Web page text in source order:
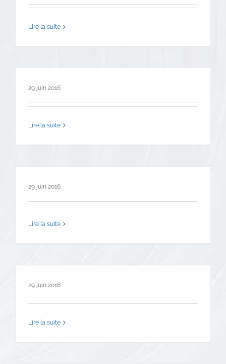
Lire la suite
29 juin 2016
Lire la suite
29 juin 2016
Lire la suite
29 juin 2016
Lire la suite